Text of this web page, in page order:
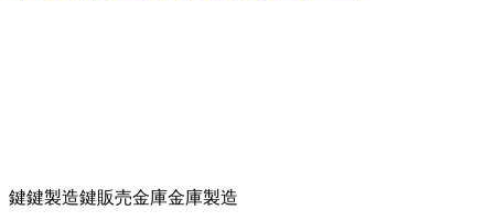
鍵鍵製造鍵販売金庫金庫製造